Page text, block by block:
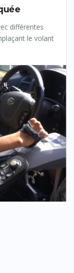
différentes
le volant